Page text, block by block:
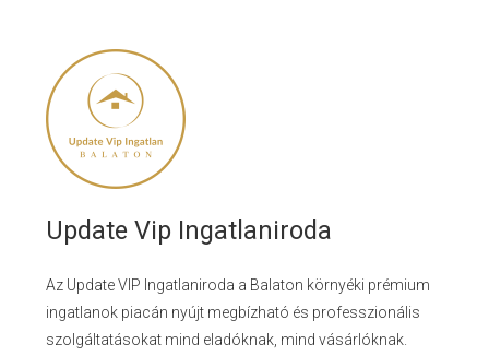
Update Vip Ingatlaniroda
Az Update VIP Ingatlaniroda a Balaton környéki prémium
ingatlanok piacán nyújt megbízható és professzionális
szolgáltatásokat mind eladóknak, mind vásárlóknak.